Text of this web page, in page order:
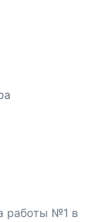
работы №1 в